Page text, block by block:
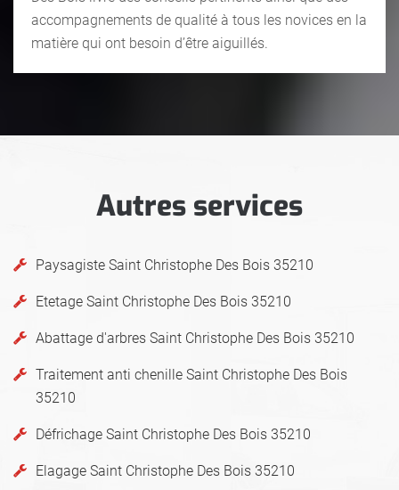
accompagnements de qualité à tous les novices en la
matière qui ont besoin d’être aiguillés.
Autres services
Paysagiste Saint Christophe Des Bois 35210
Etetage Saint Christophe Des Bois 35210
Abattage d'arbres Saint Christophe Des Bois 35210
Traitement anti chenille Saint Christophe Des Bois
35210
Défrichage Saint Christophe Des Bois 35210
Elagage Saint Christophe Des Bois 35210